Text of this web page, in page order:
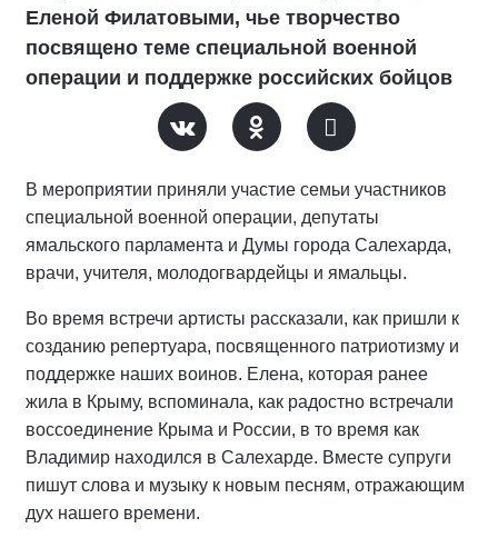
Еленой Филатовыми, чье творчество
посвящено теме специальной военной
операции и поддержке российских бойцов
В мероприятии приняли участие семьи участников
специальной военной операции, депутаты
ямальского парламента и Думы города Салехарда,
врачи, учителя, молодогвардейцы и ямальцы.
Во время встречи артисты рассказали, как пришли к
созданию репертуара, посвященного патриотизму и
поддержке наших воинов. Елена, которая ранее
жила в Крыму, вспоминала, как радостно встречали
воссоединение Крыма и России, в то время как
Владимир находился в Салехарде. Вместе супруги
пишут слова и музыку к новым песням, отражающим
дух нашего времени.